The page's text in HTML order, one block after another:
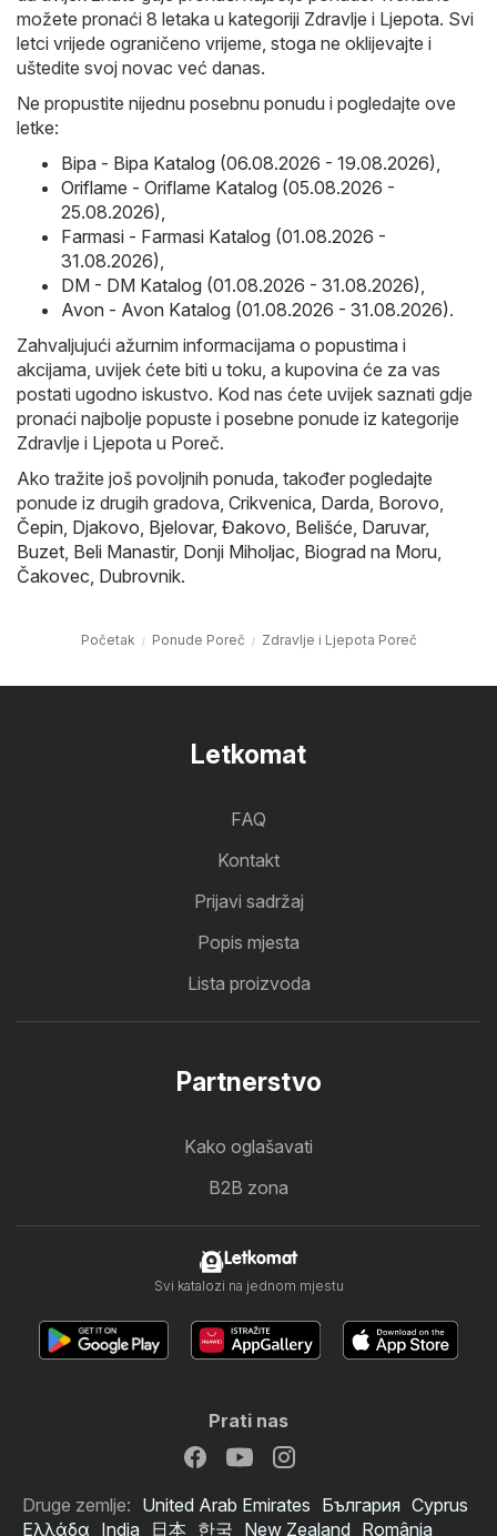
možete pronaći 8 letaka u kategoriji Zdravlje i Ljepota. Svi
letci vrijede ograničeno vrijeme, stoga ne oklijevajte i
uštedite svoj novac već danas.
Ne propustite nijednu posebnu ponudu i pogledajte ove
letke:
Bipa - Bipa Katalog (06.08.2026 - 19.08.2026)
Oriflame - Oriflame Katalog (05.08.2026 -
25.08.2026)
Farmasi - Farmasi Katalog (01.08.2026 -
31.08.2026)
DM - DM Katalog (01.08.2026 - 31.08.2026)
Avon - Avon Katalog (01.08.2026 - 31.08.2026).
Zahvaljujući ažurnim informacijama o popustima i
akcijama, uvijek ćete biti u toku, a kupovina će za vas
postati ugodno iskustvo. Kod nas ćete uvijek saznati gdje
pronaći najbolje popuste i posebne ponude iz kategorije
Zdravlje i Ljepota u Poreč.
Ako tražite još povoljnih ponuda, također pogledajte
ponude iz drugih gradova, Crikvenica Darda Borovo
Čepin Djakovo Bjelovar, Đakovo Belišće Daruvar,
Buzet Beli Manastir, Donji Miholjac Biograd na Moru
Čakovec Dubrovnik.
Početak Ponude Poreč Zdravlje i Ljepota Poreč
Letkomat
FAQ
Kontakt
Prijavi sadržaj
Popis mjesta
Lista proizvoda
Partnerstvo
Kako oglašavati
B2B zona
Letkomat
Svi katalozi na jednom mjestu
Prati nas
Druge zemlje: United Arab Emirates България Cyprus
Ελλάδα India 日本 한국 New Zealand România